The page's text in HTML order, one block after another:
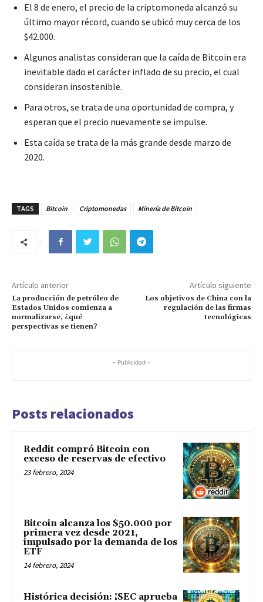
El 8 de enero, el precio de la criptomoneda alcanzó su
último mayor récord, cuando se ubicó muy cerca de los
$42.000.
Algunos analistas consideran que la caída de Bitcoin era
inevitable dado el carácter inflado de su precio, el cual
consideran insostenible.
Para otros, se trata de una oportunidad de compra, y
esperan que el precio nuevamente se impulse.
Esta caída se trata de la más grande desde marzo de
2020.
TAGS Bitcoin Criptomonedas Minería de Bitcoin
Artículo anterior
La producción de petróleo de
Estados Unidos comienza a
normalizarse, ¿qué
perspectivas se tienen?
Artículo siguiente
Los objetivos de China con la
regulación de las firmas
tecnológicas
- Publicidad -
Posts relacionados
Reddit compró Bitcoin con
exceso de reservas de efectivo
23 febrero, 2024
Bitcoin alcanza los $50.000 por
primera vez desde 2021,
impulsado por la demanda de los
ETF
14 febrero, 2024
Histórica decisión: ¡SEC aprueba